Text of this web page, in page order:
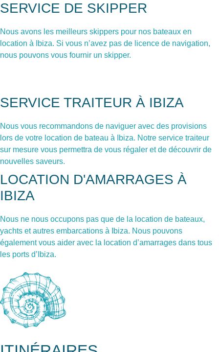
SERVICE DE SKIPPER
Nous avons les meilleurs skippers pour nos bateaux en
location à Ibiza. Si vous n’avez pas de licence de navigation,
nous pouvons vous fournir un skipper.
SERVICE TRAITEUR À IBIZA
Nous vous recommandons de naviguer avec des provisions
lors de votre location de bateau à Ibiza. Notre service traiteur
sur mesure vous permettra de vous régaler et de découvrir de
nouvelles saveurs.
LOCATION D'AMARRAGES À
IBIZA
Nous ne nous occupons pas que de la location de bateaux,
yachts et autres embarcations à Ibiza. Nous pouvons
également vous aider avec la location d’amarrages dans tous
les ports d’Ibiza.